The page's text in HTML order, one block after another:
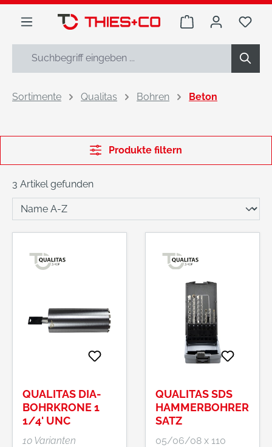
springen
Warenkorb Du
Sortimente Qualitas Bohren Beton
Produkte filtern
3 Artikel gefunden
QUALITAS DIA-
BOHRKRONE 1
1/4' UNC
10 Varianten
QUALITAS SDS
HAMMERBOHRER
SATZ
05/06/08 x 110